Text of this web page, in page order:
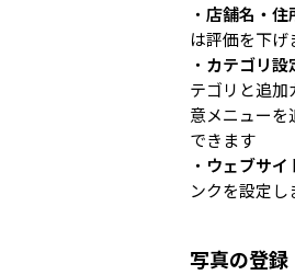
・ 店舗名・住
は評価を下
・ カテゴリ設
テゴリと追
意メニュー
できます
・ ウェブサイ
ンクを設定し
写真の登録